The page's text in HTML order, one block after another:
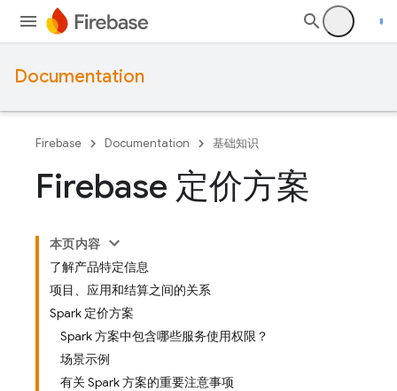
Documentation
Firebase Documentation 基础知识
Firebase 定价方案
本页内容
了解产品特定信息
项目、应用和结算之间的关系
Spark 定价方案
Spark 方案中包含哪些服务使用权限？
场景示例
有关 Spark 方案的重要注意事项